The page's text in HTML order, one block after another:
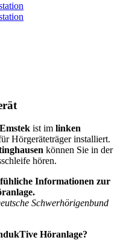
ist im linken
Hörgeräteträger installiert.
können Sie in der
hören.
Informationen zur
Schwerhörigenbund
Höranlage?